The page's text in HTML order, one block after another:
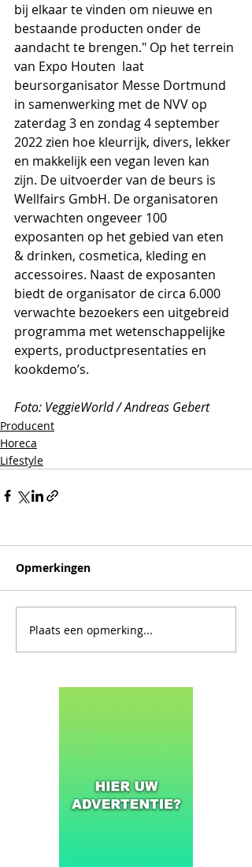
bij elkaar te vinden om nieuwe en
bestaande producten onder de
aandacht te brengen." Op het terrein
van Expo Houten  laat
beursorganisator Messe Dortmund
in samenwerking met de NVV op
zaterdag 3 en zondag 4 september
2022 zien hoe kleurrijk, divers, lekker
en makkelijk een vegan leven kan
zijn. De uitvoerder van de beurs is
Wellfairs GmbH. De organisatoren
verwachten ongeveer 100
exposanten op het gebied van eten
& drinken, cosmetica, kleding en
accessoires. Naast de exposanten
biedt de organisator de circa 6.000
verwachte bezoekers een uitgebreid
programma met wetenschappelijke
experts, productpresentaties en
kookdemo’s.
Foto: VeggieWorld / Andreas Gebert
Producent
Horeca
Lifestyle
Opmerkingen
Plaats een opmerking...